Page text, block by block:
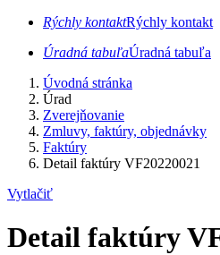
Rýchly kontaktRýchly kontakt
Úradná tabuľaÚradná tabuľa
Úvodná stránka
Úrad
Zverejňovanie
Zmluvy, faktúry, objednávky
Faktúry
Detail faktúry VF20220021
Vytlačiť
Detail faktúry